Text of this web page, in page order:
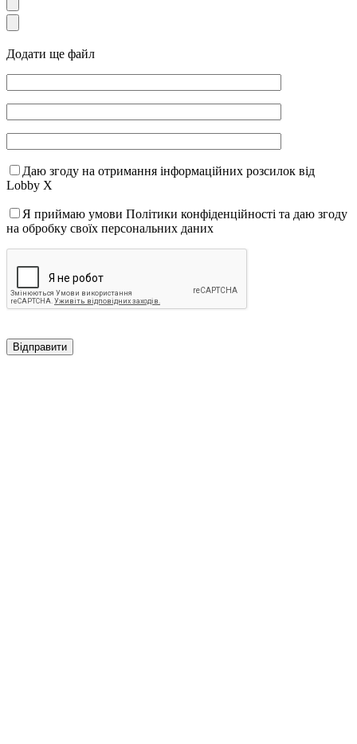
Додати ще файл
Даю згоду на отримання інформаційних розсилок від
Lobby X
Я приймаю умови Політики конфіденційності та даю згоду
на обробку своїх персональних даних